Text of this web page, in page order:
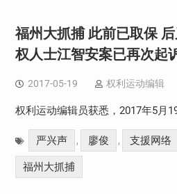
福州大抓捕 此前已取保
权人士江智安案已再次起
2017-05-19 权利运动编辑
权利运动编辑员获悉，2017年5月
严兴声 , 廖俊 , 支援网络
福州大抓捕